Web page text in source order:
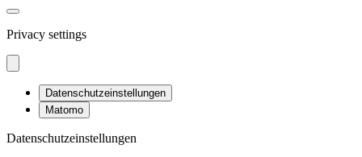
Privacy settings
Datenschutzeinstellungen
Matomo
Datenschutzeinstellungen